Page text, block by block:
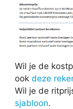
Wil je de
ook deze
Wil je de
sjabloon.